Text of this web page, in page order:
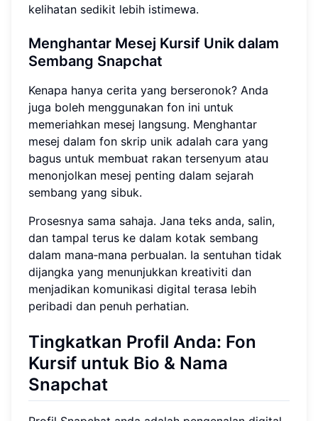
kelihatan sedikit lebih istimewa.
Menghantar Mesej Kursif Unik dalam
Sembang Snapchat
Kenapa hanya cerita yang berseronok? Anda
juga boleh menggunakan fon ini untuk
memeriahkan mesej langsung. Menghantar
mesej dalam fon skrip unik adalah cara yang
bagus untuk membuat rakan tersenyum atau
menonjolkan mesej penting dalam sejarah
sembang yang sibuk.
Prosesnya sama sahaja. Jana teks anda, salin,
dan tampal terus ke dalam kotak sembang
dalam mana‑mana perbualan. Ia sentuhan tidak
dijangka yang menunjukkan kreativiti dan
menjadikan komunikasi digital terasa lebih
peribadi dan penuh perhatian.
Tingkatkan Profil Anda: Fon
Kursif untuk Bio & Nama
Snapchat